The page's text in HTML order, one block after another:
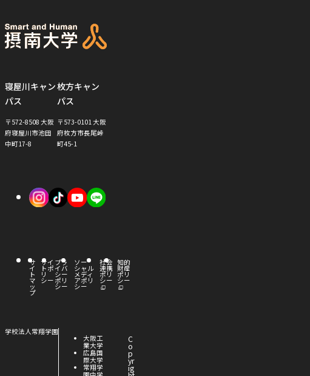
寝屋川キャン
パス
〒572-8508 大阪
府寝屋川市池田
中町17-8
枚方キャン
パス
〒573-0101 大阪
府枚方市長尾峠
町45-1
外
ト
を
ウ
外
ト
を
ウ
外
ト
を
イ
ン
サ
イ
ト
マ
ッ
プ
サイ
トポ
リ
シー
プラ
イバ
シー
ポリ
シー
ソー
シャル
メディ
アポリ
シー
外
部
サ
イ
ト
を
で
開
き
ま
す
社会
連携
ポリ
シー
外
部
サ
イ
ト
を
知的
財産
ポリ
シー
外
学校法人常翔学園
外
部
サ
イ
ト
大阪工
業大学
外
部
サ
広島国
際大学
外
常翔学
C
o
p
yr
ig